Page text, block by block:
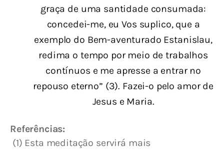
graça de uma santidade consumada:
concedei-me, eu Vos suplico, que a
exemplo do Bem-aventurado Estanislau,
redima o tempo por meio de trabalhos
contínuos e me apresse a entrar no
repouso eterno” (3). Fazei-o pelo amor de
Jesus e Maria.
Referências: